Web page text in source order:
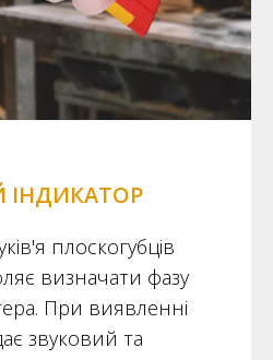
ІНДИКАТОР
плоскогубців
визначати фазу
При виявленні
звуковий та